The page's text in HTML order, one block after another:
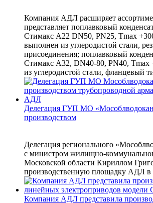
Компания АДЛ расширяет
представляет поплавковый
Стимакс А22 DN50, PN25, Tmax
выполнен из углеродистой стали,
присоединения; поплавковый
Стимакс А32, DN40-80, PN40, Tmax
из углеродистой стали, фланцевый
Делегация ГУП МО
производством
Делегация регионального
с министром жилищно-
Московской области Кириллом
производственную площадку АДЛ в
Компания АДЛ представила